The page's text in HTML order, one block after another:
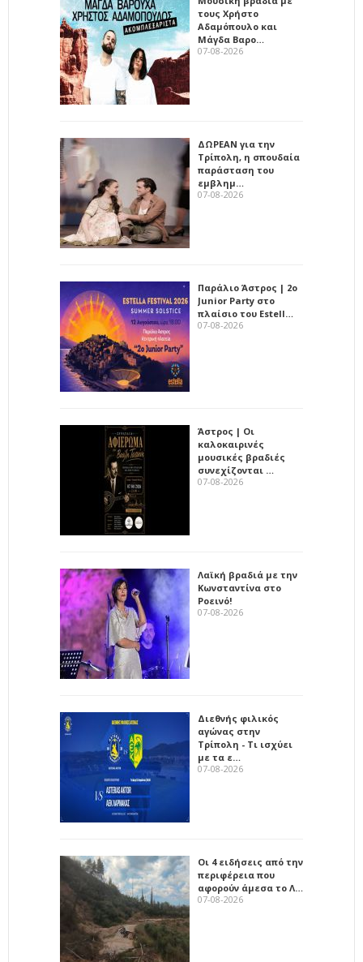
τους Χρήστο
Αδαμόπουλο και
Μάγδα Βαρο…
07-08-2026
ΔΩΡΕΑΝ για την
Τρίπολη, η σπουδαία
παράσταση του
εμβλημ…
07-08-2026
Παράλιο Άστρος | 2ο
Junior Party στο
πλαίσιο του Estell…
07-08-2026
Άστρος | Οι
καλοκαιρινές
μουσικές βραδιές
συνεχίζονται …
07-08-2026
Λαϊκή βραδιά με την
Κωνσταντίνα στο
Ροεινό!
07-08-2026
Διεθνής φιλικός
αγώνας στην
Τρίπολη - Τι ισχύει
με τα ε…
07-08-2026
Οι 4 ειδήσεις από την
περιφέρεια που
αφορούν άμεσα το Λ…
07-08-2026